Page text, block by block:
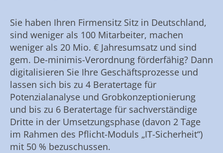
Sie haben Ihren Firmensitz Sitz in Deutschland,
sind weniger als 100 Mitarbeiter, machen
weniger als 20 Mio. € Jahresumsatz und sind
gem. De-minimis-Verordnung förderfähig? Dann
digitalisieren Sie Ihre Geschäftsprozesse und
lassen sich bis zu 4 Beratertage für
Potenzialanalyse und Grobkonzeptionierung
und bis zu 6 Beratertage für sachverständige
Dritte in der Umsetzungsphase (davon 2 Tage
im Rahmen des Pflicht-Moduls „IT-Sicherheit“)
mit 50 % bezuschussen.